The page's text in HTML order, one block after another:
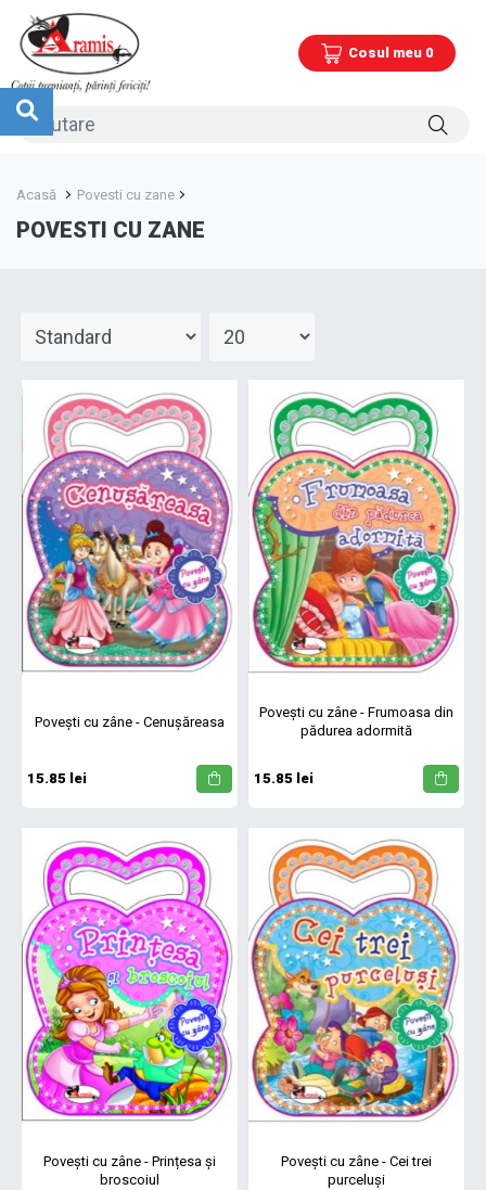
Cosul meu 0
Acasă Povesti cu zane
POVESTI CU ZANE
Povești cu zâne - Cenușăreasa
15.85 lei
Povești cu zâne - Frumoasa din
pădurea adormită
15.85 lei
Povești cu zâne - Prințesa și
broscoiul
Povești cu zâne - Cei trei
purceluși